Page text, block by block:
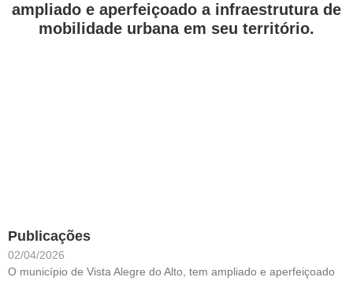
ampliado e aperfeiçoado a infraestrutura de
mobilidade urbana em seu território.
Publicações
02/04/2026
O município de Vista Alegre do Alto, tem ampliado e aperfeiçoado